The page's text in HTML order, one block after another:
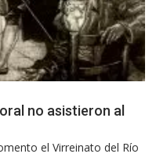
no asistieron al
el Virreinato del Río